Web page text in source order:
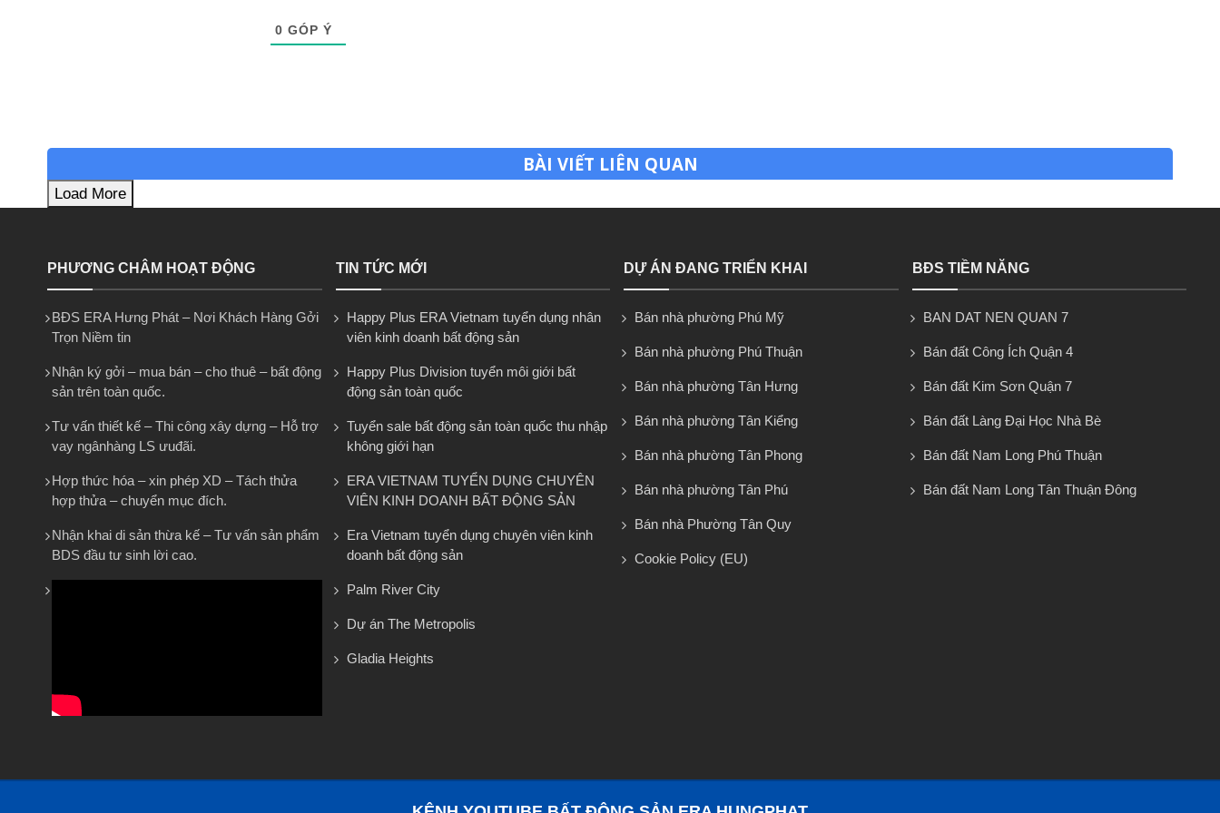
0 GÓP Ý
BÀI VIẾT LIÊN QUAN
Load More
PHƯƠNG CHÂM HOẠT ĐỘNG
BĐS ERA Hưng Phát – Nơi Khách Hàng Gởi
Trọn Niềm tin
Nhận ký gởi – mua bán – cho thuê – bất động
sản trên toàn quốc.
Tư vấn thiết kế – Thi công xây dựng – Hỗ trợ
vay ngânhàng LS ưuđãi.
Hợp thức hóa – xin phép XD – Tách thửa
hợp thửa – chuyển mục đích.
Nhận khai di sản thừa kế – Tư vấn sản phẩm
BDS đầu tư sinh lời cao.
TIN TỨC MỚI
Happy Plus ERA Vietnam tuyển dụng nhân
viên kinh doanh bất động sản
Happy Plus Division tuyển môi giới bất
động sản toàn quốc
Tuyển sale bất động sản toàn quốc thu nhập
không giới hạn
ERA VIETNAM TUYỂN DỤNG CHUYÊN
VIÊN KINH DOANH BẤT ĐỘNG SẢN
Era Vietnam tuyển dụng chuyên viên kinh
doanh bất động sản
Palm River City
Dự án The Metropolis
Gladia Heights
DỰ ÁN ĐANG TRIỂN KHAI
Bán nhà phường Phú Mỹ
Bán nhà phường Phú Thuận
Bán nhà phường Tân Hưng
Bán nhà phường Tân Kiểng
Bán nhà phường Tân Phong
Bán nhà phường Tân Phú
Bán nhà Phường Tân Quy
Cookie Policy (EU)
BĐS TIỀM NĂNG
BAN DAT NEN QUAN 7
Bán đất Công Ích Quận 4
Bán đất Kim Sơn Quận 7
Bán đất Làng Đại Học Nhà Bè
Bán đất Nam Long Phú Thuận
Bán đất Nam Long Tân Thuận Đông